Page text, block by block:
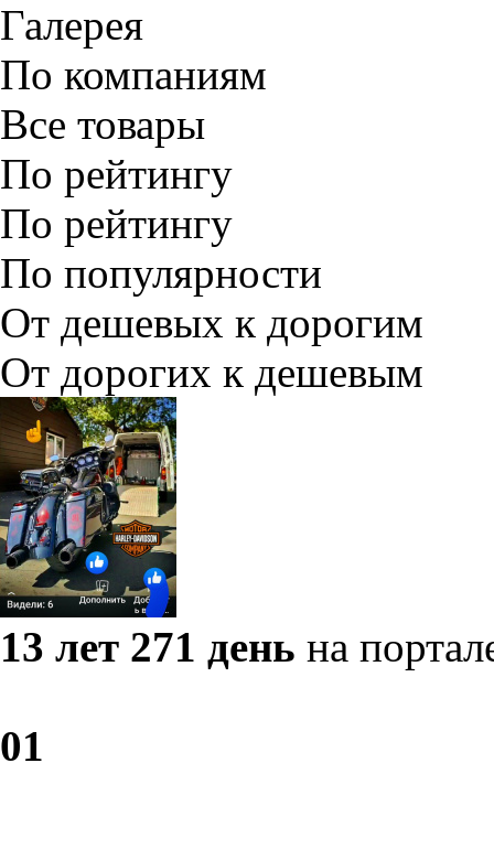
Галерея
По компаниям
Все товары
По рейтингу
По рейтингу
По популярности
От дешевых к дорогим
От дорогих к дешевым
13 лет 271 день на
01